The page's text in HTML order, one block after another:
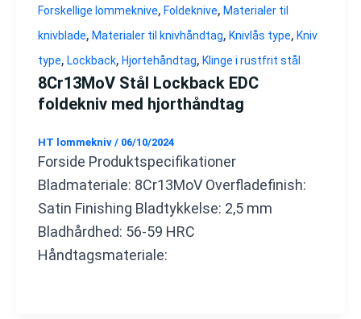
Forskellige lommeknive, Foldeknive, Materialer til
knivblade, Materialer til knivhåndtag, Knivlås type, Kniv
type, Lockback, Hjortehåndtag, Klinge i rustfrit stål
8Cr13MoV Stål Lockback EDC
foldekniv med hjorthåndtag
HT lommekniv / 06/10/2024
Forside Produktspecifikationer
Bladmateriale: 8Cr13MoV Overfladefinish:
Satin Finishing Bladtykkelse: 2,5 mm
Bladhårdhed: 56-59 HRC
Håndtagsmateriale: